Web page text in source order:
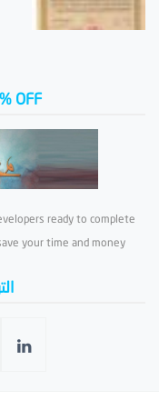
OFF
ready to complete
your time and money.